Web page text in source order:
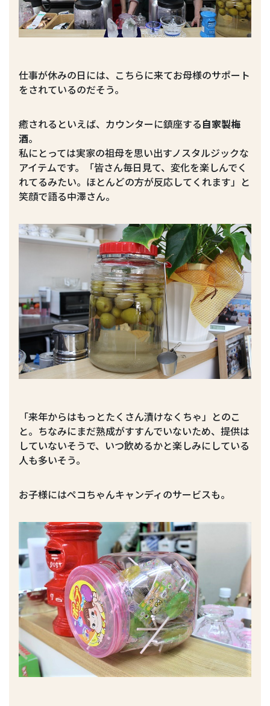
仕事が休みの日には、こちらに来てお母様のサポート
をされているのだそう。
癒されるといえば、カウンターに鎮座する自家製梅
酒。
私にとっては実家の祖母を思い出すノスタルジックな
アイテムです。「皆さん毎日見て、変化を楽しんでく
れてるみたい。ほとんどの方が反応してくれます」と
笑顔で語る中澤さん。
「来年からはもっとたくさん漬けなくちゃ」とのこ
と。ちなみにまだ熟成がすすんでいないため、提供は
していないそうで、いつ飲めるかと楽しみにしている
人も多いそう。
お子様にはペコちゃんキャンディのサービスも。